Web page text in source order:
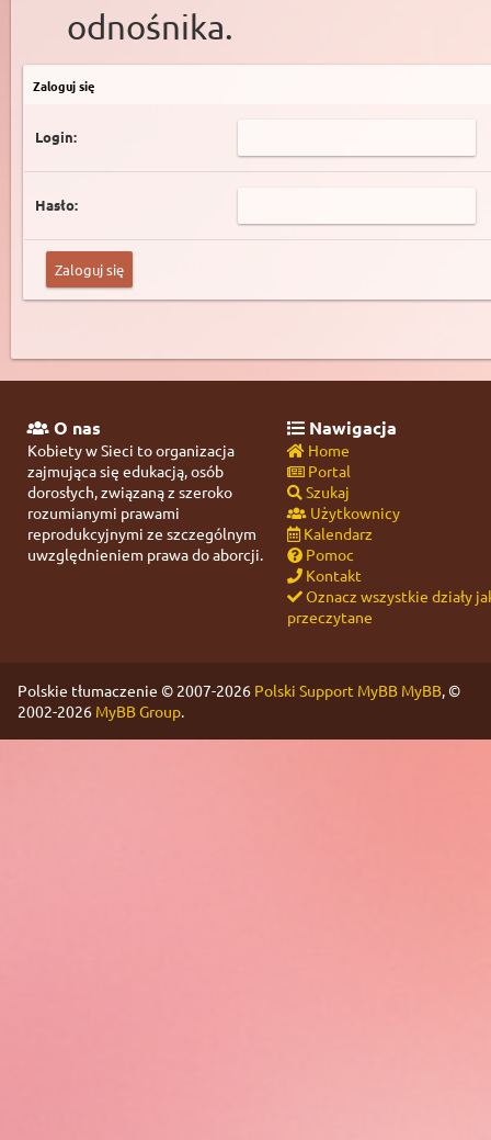
odnośnika.
Zaloguj się
Login:
Hasło:
O nas
Kobiety w Sieci to organizacja
zajmująca się edukacją, osób
dorosłych, związaną z szeroko
rozumianymi prawami
reprodukcyjnymi ze szczególnym
uwzględnieniem prawa do aborcji.
Nawigacja
Home
Portal
Szukaj
Użytkownicy
Kalendarz
Pomoc
Kontakt
Oznacz wszystkie działy
przeczytane
Polskie tłumaczenie © 2007-2026 Polski Support MyBB MyBB, ©
2002-2026 MyBB Group.